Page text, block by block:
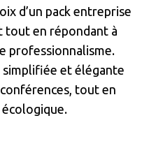
d’un pack entreprise
tout en répondant à
professionnalisme.
et élégante
tout en